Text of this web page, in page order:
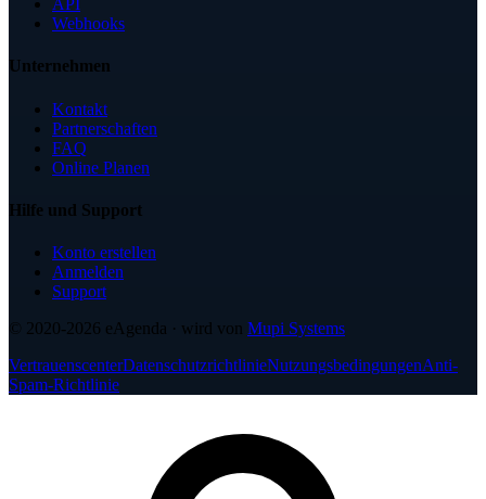
API
Webhooks
Unternehmen
Kontakt
Partnerschaften
FAQ
Online Planen
Hilfe und Support
Konto erstellen
Anmelden
Support
© 2020-2026 eAgenda · wird von Mupi Systems
VertrauenscenterDatenschutzrichtlinieNutzungsbedingungenAnti-
Spam-Richtlinie